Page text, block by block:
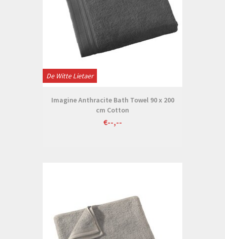
De Witte Lietaer
Imagine Anthracite Bath Towel 90 x 200
cm Cotton
€--,--